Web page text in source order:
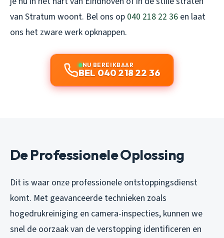
van Stratum woont. Bel ons op 040 218 22 36 en laat
ons het zware werk opknappen.
NU BEREIKBAAR
BEL 040 218 22 36
De Professionele Oplossing
Dit is waar onze professionele ontstoppingsdienst
komt. Met geavanceerde technieken zoals
hogedrukreiniging en camera-inspecties, kunnen we
snel de oorzaak van de verstopping identificeren en